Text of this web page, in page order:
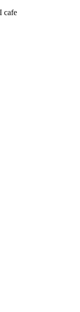
cafe